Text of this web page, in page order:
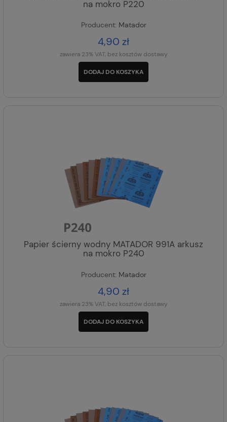
na mokro P220
Producent: Matador
4,90 zł
zawiera 23% VAT, bez kosztów dostawy
DODAJ DO KOSZYKA
Papier ścierny wodny MATADOR 991A arkusz
na mokro P240
Producent: Matador
4,90 zł
zawiera 23% VAT, bez kosztów dostawy
DODAJ DO KOSZYKA